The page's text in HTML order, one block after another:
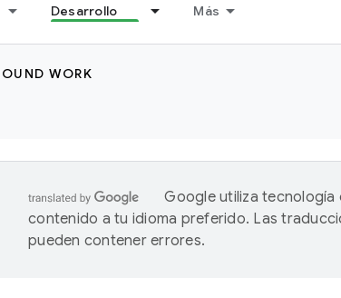
Desarrollo Más
WORK
Google utiliza tecnología
contenido a tu idioma preferido. Las
pueden contener errores.